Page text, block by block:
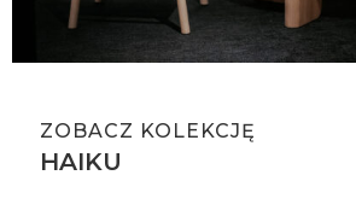
ZOBACZ KOLEKCJĘ
HAIKU